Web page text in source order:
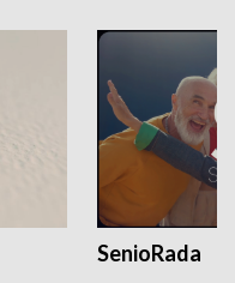
SenioRada